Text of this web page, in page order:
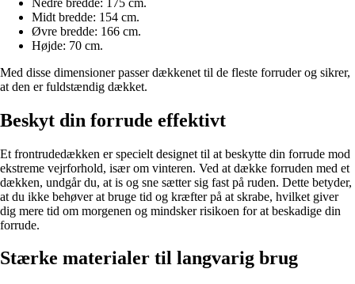
Midt bredde: 154 cm.
Øvre bredde: 166 cm.
Højde: 70 cm.
Med disse dimensioner passer dækkenet til de fleste forruder og sikrer,
at den er fuldstændig dækket.
Beskyt din forrude effektivt
Et frontrudedækken er specielt designet til at beskytte din forrude mod
ekstreme vejrforhold, især om vinteren. Ved at dække forruden med et
dækken, undgår du, at is og sne sætter sig fast på ruden. Dette betyder,
at du ikke behøver at bruge tid og kræfter på at skrabe, hvilket giver
dig mere tid om morgenen og mindsker risikoen for at beskadige din
forrude.
Stærke materialer til langvarig brug